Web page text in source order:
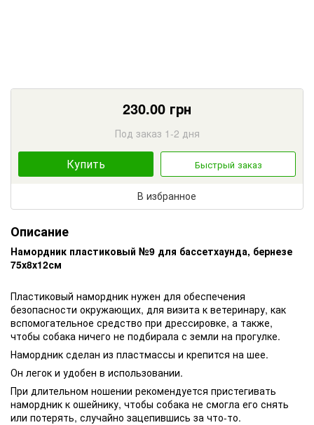
230.00 грн
Под заказ 1-2 дня
Купить Быстрый заказ
В избранное
Описание
Намордник пластиковый №9 для бассетхаунда, бернезе
75х8х12см
Пластиковый намордник нужен для обеспечения
безопасности окружающих, для визита к ветеринару, как
вспомогательное средство при дрессировке, а также,
чтобы собака ничего не подбирала с земли на прогулке.
Намордник сделан из пластмассы и крепится на шее.
Он легок и удобен в использовании.
При длительном ношении рекомендуется пристегивать
намордник к ошейнику, чтобы собака не смогла его снять
или потерять, случайно зацепившись за что-то.